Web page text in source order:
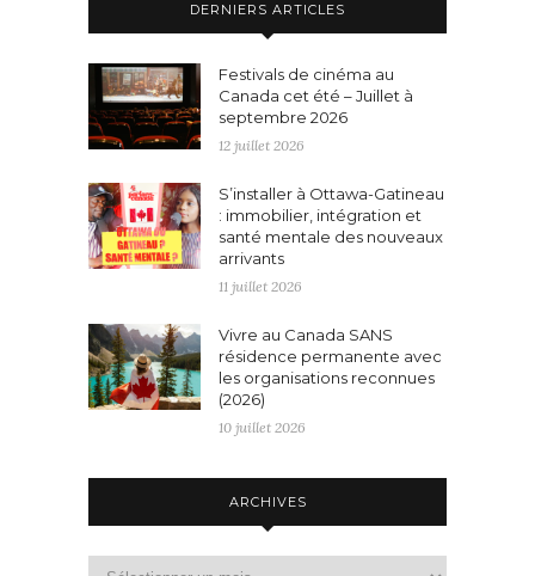
DERNIERS ARTICLES
Festivals de cinéma au
Canada cet été – Juillet à
septembre 2026
12 juillet 2026
S’installer à Ottawa-Gatineau
: immobilier, intégration et
santé mentale des nouveaux
arrivants
11 juillet 2026
Vivre au Canada SANS
résidence permanente avec
les organisations reconnues
(2026)
10 juillet 2026
ARCHIVES